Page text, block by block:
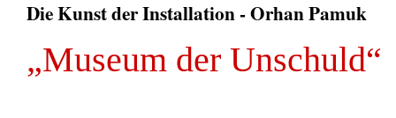
Die Kunst der Installation - Orhan Pamuk
„Museum der Unschuld“